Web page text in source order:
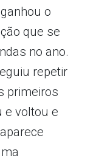
o
que se
no ano.
repetir
primeiros
e voltou e